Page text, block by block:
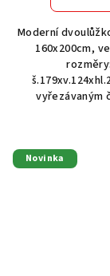
Moderní
160x200cm,
rozměry:
vyřezávaným
Novinka